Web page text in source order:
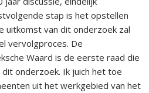
stap is het opstellen
uitkomst van dit onderzoek zal
vervolgproces. De
Waard is de eerste raad die
onderzoek. Ik juich het toe
uit het werkgebied van het